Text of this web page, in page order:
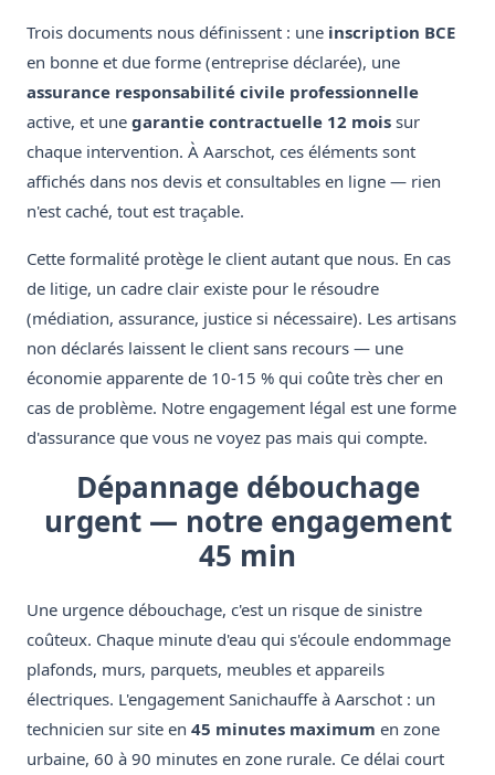
Trois documents nous définissent : une inscription BCE
en bonne et due forme (entreprise déclarée), une
assurance responsabilité civile professionnelle
active, et une garantie contractuelle 12 mois sur
chaque intervention. À Aarschot, ces éléments sont
affichés dans nos devis et consultables en ligne — rien
n'est caché, tout est traçable.
Cette formalité protège le client autant que nous. En cas
de litige, un cadre clair existe pour le résoudre
(médiation, assurance, justice si nécessaire). Les artisans
non déclarés laissent le client sans recours — une
économie apparente de 10-15 % qui coûte très cher en
cas de problème. Notre engagement légal est une forme
d'assurance que vous ne voyez pas mais qui compte.
Dépannage débouchage
urgent — notre engagement
45 min
Une urgence débouchage, c'est un risque de sinistre
coûteux. Chaque minute d'eau qui s'écoule endommage
plafonds, murs, parquets, meubles et appareils
électriques. L'engagement Sanichauffe à Aarschot : un
technicien sur site en 45 minutes maximum en zone
urbaine, 60 à 90 minutes en zone rurale. Ce délai court